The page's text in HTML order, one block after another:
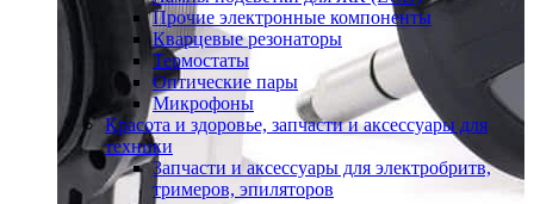
Прочие электронные компоненты
Кварцевые резонаторы
Термостаты
Оптические пары
Микрофоны
Красота и здоровье, запчасти и аксессуары для
техники
Запчасти и аксессуары для электробритв,
тримеров, эпиляторов